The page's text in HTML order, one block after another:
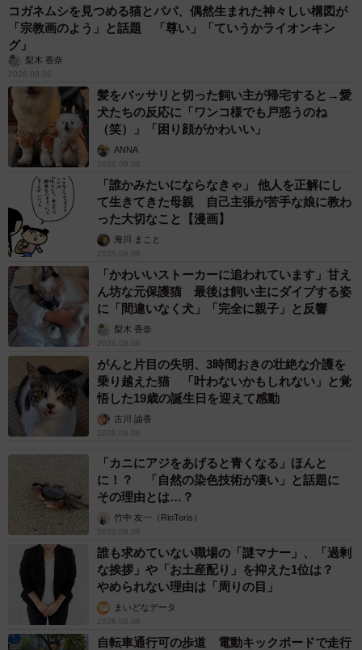
コガネムシを見つめる猫とパパ、偶然生まれた神々しい構図が
「宗教画のよう」と話題 「尊い」「ていうかライオンキン
グ」
梨木 香奈
2026.08.06
髪をバッサリと切った飼い主が帰宅すると→愛
犬たちの反応に「ワンコ様でも戸惑うのね
（笑）」「困り顔がかわいい」
ANNA
2026.08.06
「誰かみたいにならなきゃ」 他人を正解にし
て生きてきた母親 自己主張が苦手な娘に教わ
った大切なこと【漫画】
海川 まこと
2026.08.06
「かわいいストーカーに追われています」甘え
ん坊な元保護猫 最後は飼い主にダイブする姿
に「間違いなく犬」「完全に親子」と反響
梨木 香奈
2026.08.06
がんと片目の失明、3時間おきの壮絶な介護を
乗り越えた猫 「叶わないかもしれない」と覚
悟した19歳の誕生日を迎えて感動
古川 諭香
2026.08.06
「カニにアジをあげると青くなる」ほんと
に！？ 「自然の染色技術が凄い」と話題に
その理由とは…？
竹中 友一（RinToris）
2026.08.06
誰も求めていない職場の「謎マナー」、「過剰
な挨拶」や「お土産配り」を抑えた1位は？
やめられない理由は「周りの目」
まいどなデータ
2026.08.06
自転車通行可の歩道 電動キックボードで走行